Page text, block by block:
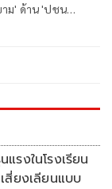
ม' ด้าน 'ปชน.'
รงในโรงเรียน
สี่ยงเลียนแบบ